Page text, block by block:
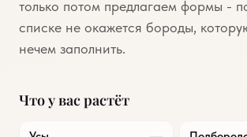
только потом предлагаем формы -
списке не окажется бороды,
нечем заполнить.
Что у вас растёт